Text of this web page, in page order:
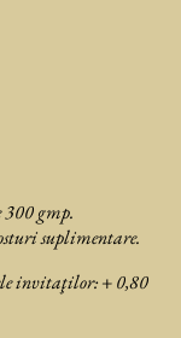
300 gmp.
suplimentare.
invitaţilor: + 0,80